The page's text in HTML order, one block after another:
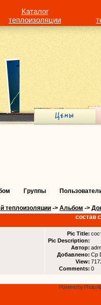
Каталог
теплоизоляции
Группы
теплоизоляции -> Альбом ->
состав
Pic Title:
Pic Description:
Автор:
Добавлено: Ср
View:
Comments: 0
Powered by Photo